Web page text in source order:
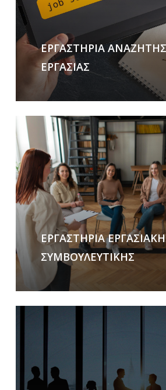
ΕΡΓΑΣΤΗΡΙΑ
ΕΡΓΑΣΙΑΣ
ΕΡΓΑΣΤΗΡΙΑ
ΣΥΜΒΟΥΛΕΥΤΙΚΗΣ
Learn
more